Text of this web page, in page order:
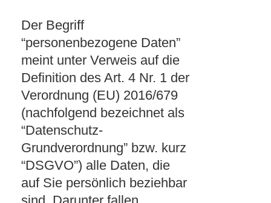
Der Begriff
“personenbezogene Daten”
meint unter Verweis auf die
Definition des Art. 4 Nr. 1 der
Verordnung (EU) 2016/679
(nachfolgend bezeichnet als
“Datenschutz-
Grundverordnung” bzw. kurz
“DSGVO”) alle Daten, die
auf Sie persönlich beziehbar